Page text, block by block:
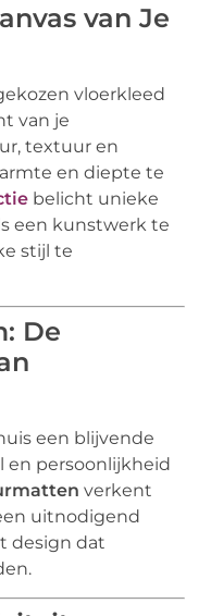
van Je
vloerkleed
van je
textuur en
en diepte te
belicht unieke
een kunstwerk te
stijl te
De
een blijvende
en persoonlijkheid
verkent
uitnodigend
design dat